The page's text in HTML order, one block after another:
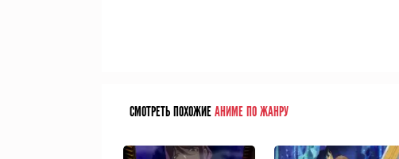
СМОТРЕТЬ ПОХОЖИЕАНИМЕ ПО ЖАНРУ